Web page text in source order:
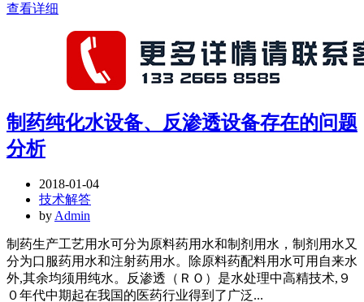
查看详细
制药纯化水设备、反渗透设备存在的问题
分析
2018-01-04
技术解答
byAdmin
制药生产工艺用水可分为原料药用水和制剂用水，制剂用水又
分为口服药用水和注射药用水。除原料药配料用水可用自来水
外,其余均须用纯水。反渗透（ＲＯ）是水处理中高精技术,９
０年代中期起在我国的医药行业得到了广泛...